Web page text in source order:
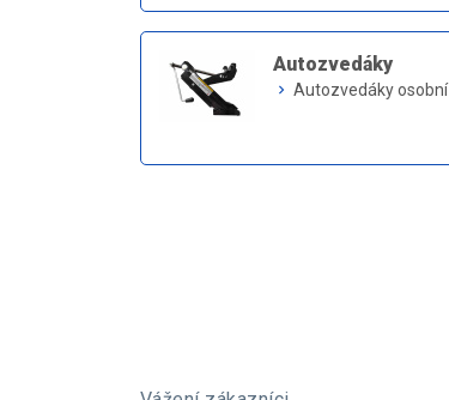
Autozvedáky
keyboard_arrow_right Autozvedáky osobní